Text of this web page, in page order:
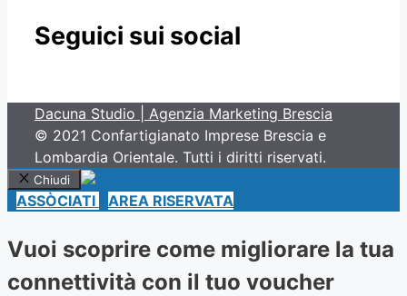
Seguici sui social
Dacuna Studio | Agenzia Marketing Brescia
© 2021 Confartigianato Imprese Brescia e
Lombardia Orientale. Tutti i diritti riservati.
Chiudi
ASSÒCIATI AREA RISERVATA
Vuoi scoprire come migliorare la tua
connettività con il tuo voucher